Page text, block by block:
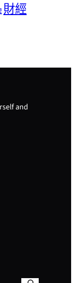
財經
and